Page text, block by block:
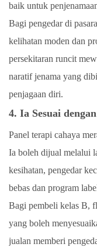
baik untuk
Bagi pengedar di
kelihatan moden dan
persekitaran runcit
naratif jenama yang
penjagaan diri.
4. Ia Sesuai
Panel terapi cahaya
Ia boleh dijual melalui
kesihatan, pengedar
bebas dan program
Bagi pembeli kelas B,
yang boleh
jualan memberi